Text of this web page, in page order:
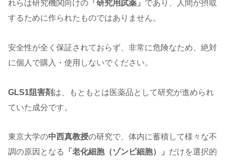
れらは研究機関向けの 「研究用試薬」 であり、人間が摂取
するために作られたものではありません。
安全性が全く保証されておらず、非常に危険なため、絶対
に個人で購入・使用しないでください。
GLS1阻害剤 は、もともとは医薬品として研究が進められ
ていた成分です。
東京大学の中西真教授の研究で、体内に蓄積して様々な不
調の原因となる
「老化細胞（ゾンビ細胞）」 だけを選択的